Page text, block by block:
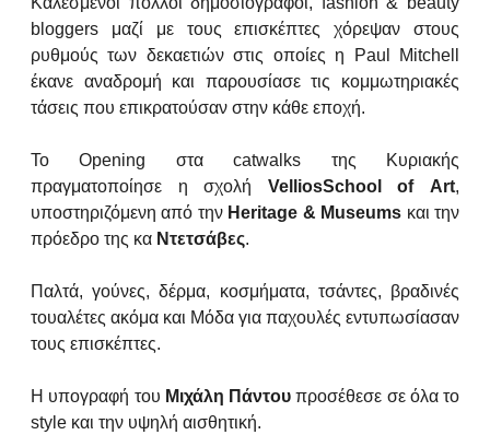
bloggers μαζί με τους επισκέπτες χόρεψαν στους
ρυθμούς των δεκαετιών στις οποίες η Paul Mitchell
έκανε αναδρομή και παρουσίασε τις κομμωτηριακές
τάσεις που επικρατούσαν στην κάθε εποχή.
Το Opening στα catwalks της Κυριακής
πραγματοποίησε η σχολή VelliosSchool of Art,
υποστηριζόμενη από την Heritage & Museums και την
πρόεδρο της κα Ντετσάβες.
Παλτά, γούνες, δέρμα, κοσμήματα, τσάντες, βραδινές
τουαλέτες ακόμα και Μόδα για παχουλές εντυπωσίασαν
τους επισκέπτες.
Η υπογραφή του Μιχάλη Πάντου προσέθεσε σε όλα το
style και την υψηλή αισθητική.